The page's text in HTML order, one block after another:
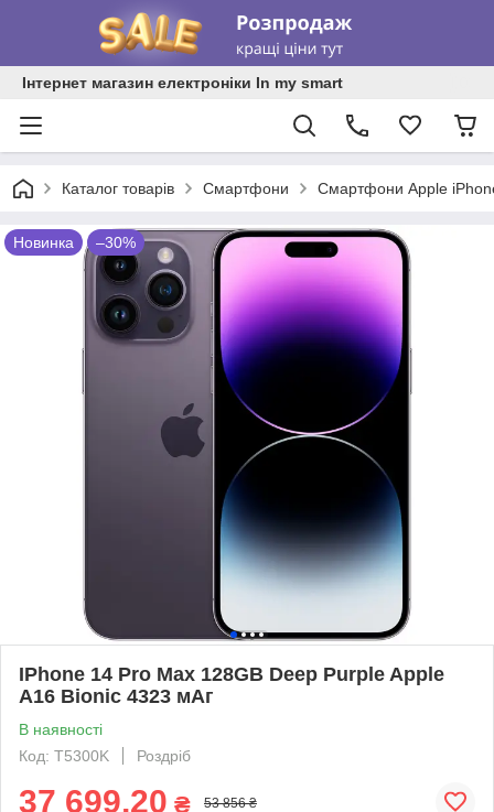
Інтернет магазин електроніки In my smart
Каталог товарів Смартфони Смартфони Apple
Новинка –30%
IPhone 14 Pro Max 128GB Deep Purple Apple
A16 Bionic 4323 мАг
В наявності
Код: T5300K
Роздріб
37 699,20 ₴ 53 856 ₴